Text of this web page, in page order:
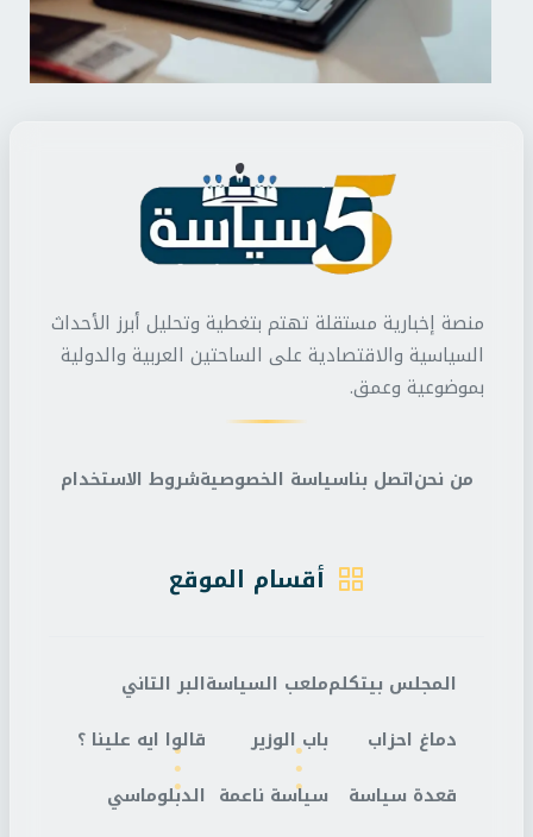
منصة إخبارية مستقلة تهتم بتغطية وتحليل أبرز الأحداث
السياسية والاقتصادية على الساحتين العربية والدولية
بموضوعية وعمق.
من نحناتصل بناسياسة الخصوصيةشروط الاستخدام
أقسام الموقع
المجلس بيتكلم
دماغ احزاب
قعدة سياسة
ملعب السياسة
باب الوزير
سياسة ناعمة
البر التاني
قالوا ايه علينا ؟
الدبلوماسي